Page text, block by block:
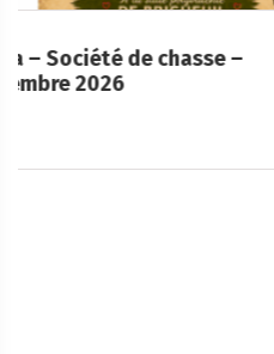
Soirée Folklorique –
aout
Nous vous accueillons le
de 20h, place de la […]